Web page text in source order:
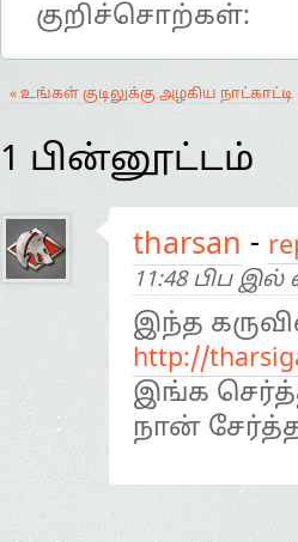
குறிச்சொற்கள்:
« உங்கள் குடிலுக்கு அழகிய நாட்காட்டி
1 பின்னூட்டம்
tharsan -
11:48 பிப இல்
இந்த
http://
இங்க
நான்